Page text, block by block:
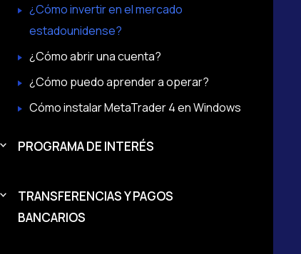
¿Cómo invertir en el mercado
estadounidense?
¿Cómo abrir una cuenta?
¿Cómo puedo aprender a operar?
Cómo instalar MetaTrader 4 en Windows
PROGRAMA DE INTERÉS
TRANSFERENCIAS Y PAGOS
BANCARIOS